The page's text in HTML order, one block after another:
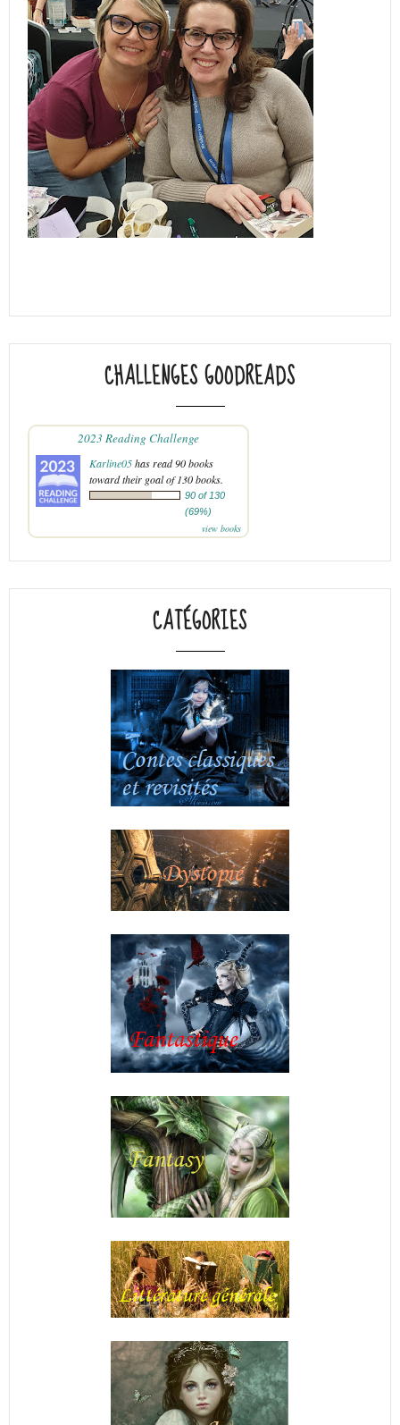
CHALLENGES GOODREADS
2023 Reading Challenge
Karline05has read 90 books
toward their goal of 130 books.
90 of 130
(69%)
view books
CATÉGORIES